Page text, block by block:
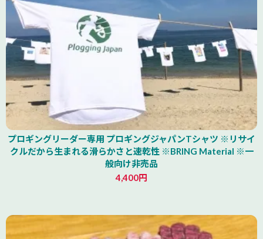
プロギングリーダー専用 プロギングジャパンTシャツ ※リサイ
クルだから生まれる滑らかさと速乾性 ※BRING Material ※一
般向け非売品
4,400円